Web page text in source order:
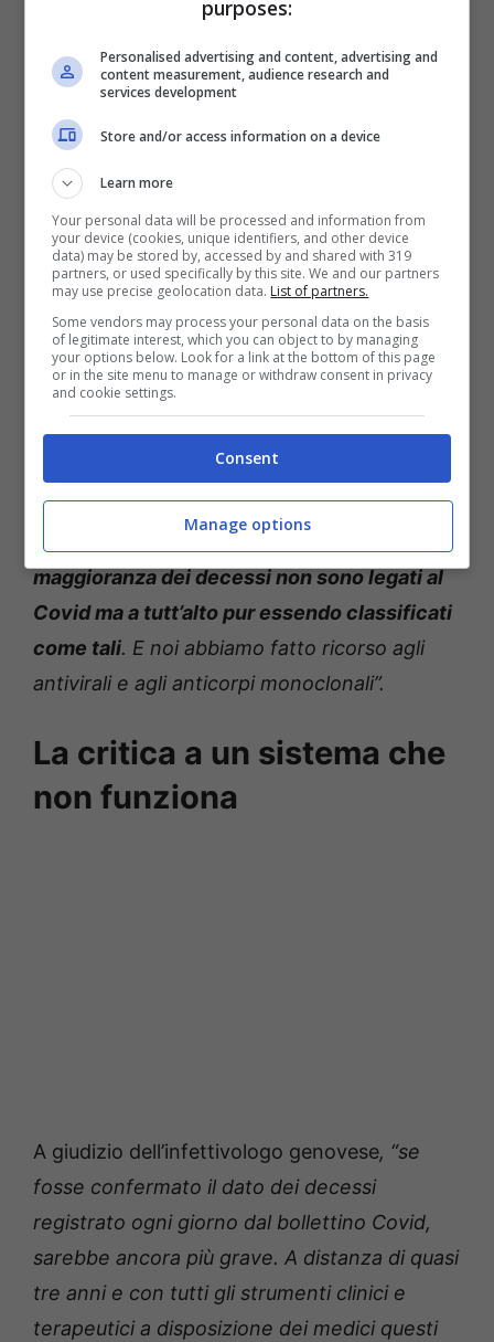
facilmente, spero di sbagliarmi ma temo che
anche i famosi 15 giorni dal calo dei contagi
non saranno sufficienti.
il numero delle persone con un’età molto
ospedale con un tampone positivo che è
probabile che i decessi rimarranno elevati”
sottolinea Bassetti.“Io non sono sicuro che
tutte queste persone sono morte di Covid
ma se siamo così sicuri, allora qualcosa non
sta funzionando nel Paese e servirebbe un
esame di coscienza del ministero della Salute
e delle Regioni”.
“In Liguria– continua l’esperto –dove
maggioranza dei decessi non sono legati al
Covid ma a tutt’alto pur essendo classificati
come tali. E noi abbiamo fatto ricorso agli
antivirali e agli anticorpi monoclonali”.
La critica a un sistema che
non funziona
A giudizio dell’infettivologo genovese, “se
fosse confermato il dato dei decessi
registrato ogni giorno dal bollettino Covid,
sarebbe ancora più grave. A distanza di quasi
tre anni e con tutti gli strumenti clinici e
terapeutici a disposizione dei medici questi
purposes:
Personalised advertising and content, advertising and
content measurement, audience research and
services development
Store and/or access information on a device
Learn more
Your personal data will be processed and information from
your device (cookies, unique identifiers, and other device
data) may be stored by, accessed by and shared with 319
partners, or used specifically by this site. We and our partners
may use precise geolocation data. List of partners.
Some vendors may process your personal data on the basis
of legitimate interest, which you can object to by managing
your options below. Look for a link at the bottom of this page
or in the site menu to manage or withdraw consent in privacy
and cookie settings.
Consent
Manage options